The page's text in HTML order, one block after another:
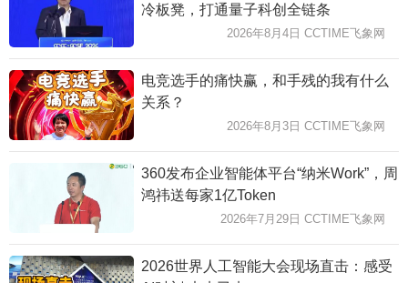
冷板凳，打通量子科创全链条
2026年8月4日 CCTIME飞象网
电竞选手的痛快赢，和手残的我有什么
关系？
2026年8月3日 CCTIME飞象网
360发布企业智能体平台“纳米Work”，周
鸿祎送每家1亿Token
2026年7月29日 CCTIME飞象网
2026世界人工智能大会现场直击：感受